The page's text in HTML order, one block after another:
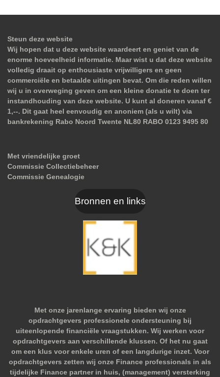
Steun deze website
Wij hopen dat u deze website waardeert en geniet van de
enorme hoeveelheid informatie. Maar wist u dat deze website
volledig draait op enthousiaste vrijwilligers en geen
commerciële en betaalde uitingen bevat. Om die reden willen
wij u in overweging geven om een kleine donatie te doen ter
instandhouding van deze website. U kunt al doneren vanaf €
1,--. Dit gaat heel eenvoudig en anoniem (als u wilt) via
bankrekening Rabo Noord Twente NL80 RABO 0123 9495 80
Met vriendelijke groet
Commissie Collectiebeheer
Commissie Genealogie
Bronnen en links
Met onze jarenlange ervaring bieden wij onze
opdrachtgevers professionele ondersteuning bij
uiteenlopende financiële vraagstukken. Wij werken voor
opdrachtgevers aan verschillende klussen. Of het nu gaat
om een klus voor enkele uren of een langdurige inzet. Voor
opdrachtgevers zetten wij onze Finance professionals in als
tijdelijke Finance partner in huis, (management) versterking